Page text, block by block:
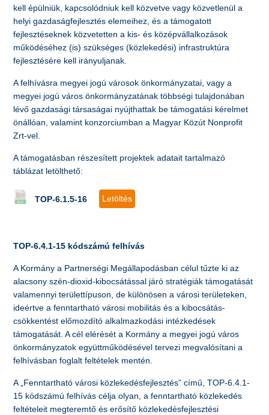
kell épülniük, kapcsolódniuk kell közvetve vagy közvetlenül a
helyi gazdaságfejlesztés elemeihez, és a támogatott
fejlesztéseknek közvetetten a kis- és középvállalkozások
működéséhez (is) szükséges (közlekedési) infrastruktúra
fejlesztésére kell irányuljanak.
A felhívásra megyei jogú városok önkormányzatai, vagy a
megyei jogú város önkormányzatának többségi tulajdonában
lévő gazdasági társaságai nyújthattak be támogatási kérelmet
önállóan, valamint konzorciumban a Magyar Közút Nonprofit
Zrt-vel.
A támogatásban részesített projektek adatait tartalmazó
táblázat letölthető:
TOP-6.1.5-16 Letöltés
TOP-6.4.1-15 kódszámú felhívás
A Kormány a Partnerségi Megállapodásban célul tűzte ki az
alacsony szén-dioxid-kibocsátással járó stratégiák támogatását
valamennyi területtípuson, de különösen a városi területeken,
ideértve a fenntartható városi mobilitás és a kibocsátás-
csökkentést előmozdító alkalmazkodási intézkedések
támogatását. A cél elérését a Kormány a megyei jogú város
önkormányzatok együttműködésével tervezi megvalósítani a
felhívásban foglalt feltételek mentén.
A „Fenntartható városi közlekedésfejlesztés” című, TOP-6.4.1-
15 kódszámú felhívás célja olyan, a fenntartható közlekedés
feltételeit megteremtő és erősítő közlekedésfejlesztési